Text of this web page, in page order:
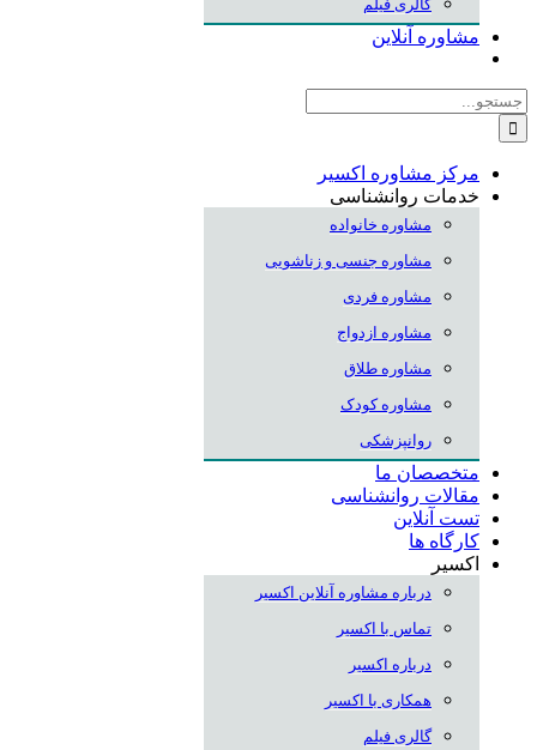
گالری فیلم
مشاوره آنلاین
جستجو
برای:
مرکز مشاوره اکسیر
خدمات روانشناسی
مشاوره خانواده
مشاوره جنسی و زناشویی
مشاوره فردی
مشاوره ازدواج
مشاوره طلاق
مشاوره کودک
روانپزشکی
متخصصان ما
مقالات روانشناسی
تست آنلاین
کارگاه ها
اکسیر
درباره مشاوره آنلاین اکسیر
تماس با اکسیر
درباره اکسیر
همکاری با اکسیر
گالری فیلم